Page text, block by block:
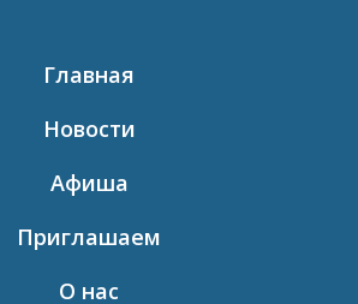
Главная
Новости
Афиша
Приглашаем
О нас